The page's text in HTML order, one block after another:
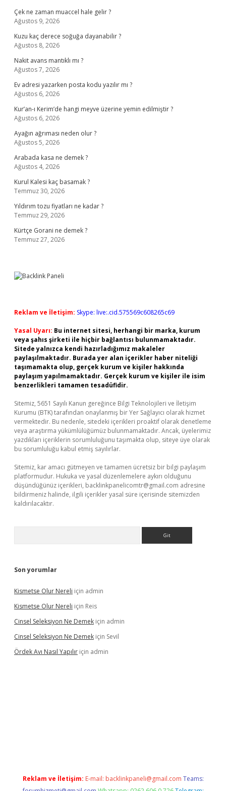
Çek ne zaman muaccel hale gelir ?
Ağustos 9, 2026
Kuzu kaç derece soğuğa dayanabilir ?
Ağustos 8, 2026
Nakit avans mantıklı mı ?
Ağustos 7, 2026
Ev adresi yazarken posta kodu yazılır mı ?
Ağustos 6, 2026
Kur’an-ı Kerim’de hangi meyve üzerine yemin edilmiştir ?
Ağustos 6, 2026
Ayağın ağrıması neden olur ?
Ağustos 5, 2026
Arabada kasa ne demek ?
Ağustos 4, 2026
Kurul Kalesi kaç basamak ?
Temmuz 30, 2026
Yıldırım tozu fiyatları ne kadar ?
Temmuz 29, 2026
Kürtçe Gorani ne demek ?
Temmuz 27, 2026
Reklam ve İletişim: Skype: live:.cid.575569c608265c69
Yasal Uyarı: Bu internet sitesi, herhangi bir marka, kurum
veya şahıs şirketi ile hiçbir bağlantısı bulunmamaktadır.
Sitede yalnızca kendi hazırladığımız makaleler
paylaşılmaktadır. Burada yer alan içerikler haber niteliği
taşımamakta olup, gerçek kurum ve kişiler hakkında
paylaşım yapılmamaktadır. Gerçek kurum ve kişiler ile isim
benzerlikleri tamamen tesadüfidir.
Sitemiz, 5651 Sayılı Kanun gereğince Bilgi Teknolojileri ve İletişim
Kurumu (BTK) tarafından onaylanmış bir Yer Sağlayıcı olarak hizmet
vermektedir. Bu nedenle, sitedeki içerikleri proaktif olarak denetleme
veya araştırma yükümlülüğümüz bulunmamaktadır. Ancak, üyelerimiz
yazdıkları içeriklerin sorumluluğunu taşımakta olup, siteye üye olarak
bu sorumluluğu kabul etmiş sayılırlar.
Sitemiz, kar amacı gütmeyen ve tamamen ücretsiz bir bilgi paylaşım
platformudur. Hukuka ve yasal düzenlemelere aykırı olduğunu
düşündüğünüz içerikleri, backlinkpanelicomtr@gmail.com adresine
bildirmeniz halinde, ilgili içerikler yasal süre içerisinde sitemizden
kaldırılacaktır.
Son yorumlar
Kismetse Olur Nereli için admin
Kismetse Olur Nereli için Reis
Cinsel Seleksiyon Ne Demek için admin
Cinsel Seleksiyon Ne Demek için Sevil
Ördek Avı Nasıl Yapılır için admin
Reklam ve İletişim: E-mail: backlinkpaneli@gmail.com Teams: